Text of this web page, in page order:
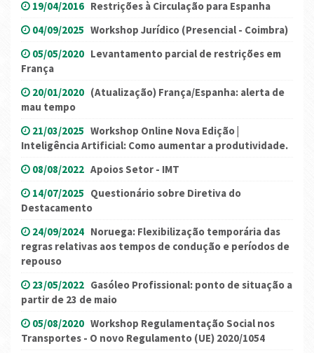
19/04/2016 Restrições à Circulação para Espanha
04/09/2025 Workshop Jurídico (Presencial - Coimbra)
05/05/2020 Levantamento parcial de restrições em
França
20/01/2020 (Atualização) França/Espanha: alerta de
mau tempo
21/03/2025 Workshop Online Nova Edição |
Inteligência Artificial: Como aumentar a produtividade.
08/08/2022 Apoios Setor - IMT
14/07/2025 Questionário sobre Diretiva do
Destacamento
24/09/2024 Noruega: Flexibilização temporária das
regras relativas aos tempos de condução e períodos de
repouso
23/05/2022 Gasóleo Profissional: ponto de situação a
partir de 23 de maio
05/08/2020 Workshop Regulamentação Social nos
Transportes - O novo Regulamento (UE) 2020/1054